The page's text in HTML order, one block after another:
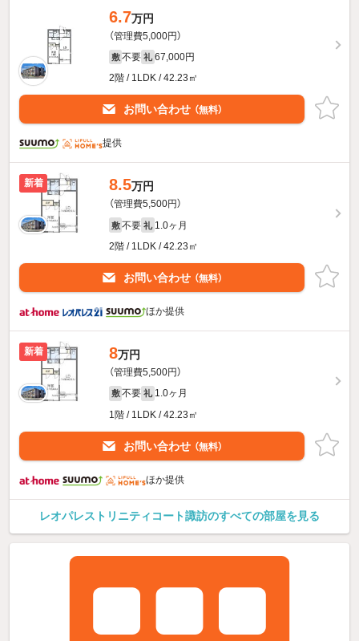
6.7万円
（管理費5,000円）
敷 不要 礼 67,000円
2階 / 1LDK / 42.23㎡
お問い合わせ （無料）
提供
新着 8.5万円
（管理費5,500円）
敷 不要 礼 1.0ヶ月
2階 / 1LDK / 42.23㎡
お問い合わせ （無料）
ほか提供
新着 8万円
（管理費5,500円）
敷 不要 礼 1.0ヶ月
1階 / 1LDK / 42.23㎡
お問い合わせ （無料）
ほか提供
レオパレストリニティコート諏訪のすべての部屋を見る